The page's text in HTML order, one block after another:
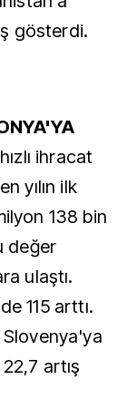
gösterdi.
ihracat
yılın ilk
138 bin
değer
ulaştı.
115 arttı.
artış